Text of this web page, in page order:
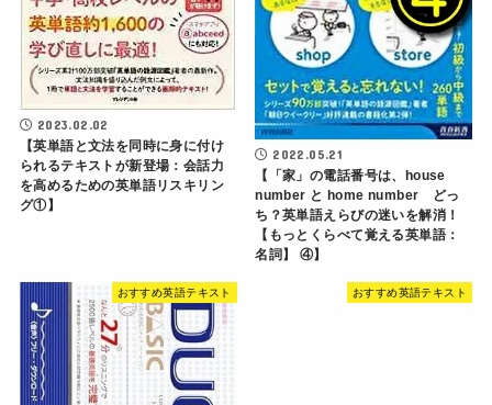
2023.02.02
【英単語と文法を同時に身に付け
られるテキストが新登場：会話力
を高めるための英単語リスキリン
グ①】
2022.05.21
【「家」の電話番号は、house
number と home number どっ
ち？英単語えらびの迷いを解消！
【もっとくらべて覚える英単語：
名詞】 ④】
おすすめ英語テキスト おすすめ英語テキスト